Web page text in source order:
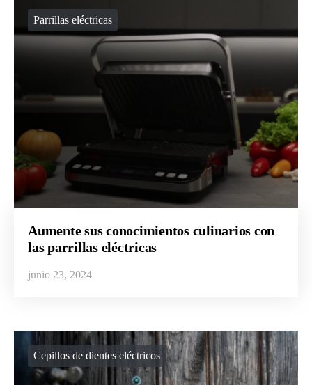
Parrillas eléctricas
Aumente sus conocimientos culinarios con
las parrillas eléctricas
junio 23, 2024
Cepillos de dientes eléctricos